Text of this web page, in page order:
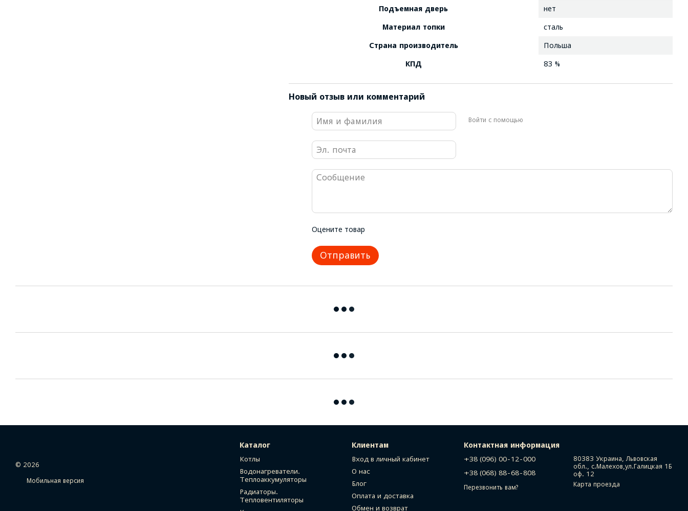
Подъемная дверь нет
Материал топки сталь
Страна производитель Польша
КПД 83 %
Новый отзыв или комментарий
Войти с помощью
Оцените товар
Отправить
© 2026
Мобильная версия
Каталог
Котлы
Водонагреватели.
Теплоаккумуляторы
Радиаторы.
Тепловентиляторы
Клиентам
Вход в личный кабинет
О нас
Блог
Оплата и доставка
Обмен и возврат
Контактная информация
+38 (096) 00-12-000
+38 (068) 88-68-808
Перезвонить вам?
80383 Украина, Львовская
обл., с.Малехов,ул.Галицкая 1Б
оф. 12
Карта проезда